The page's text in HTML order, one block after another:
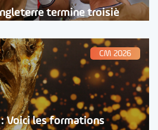
termine troisiè
CM 2026
Voici les formations